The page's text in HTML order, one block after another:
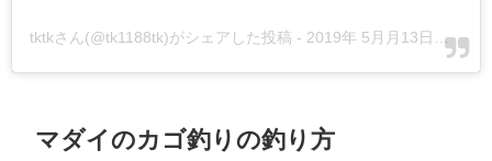
tktkさん(@tk1188tk)がシェアした投稿 - 2019年 5月月13日午後7時51分PDT
マダイのカゴ釣りの釣り方